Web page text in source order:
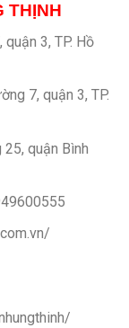
THỊNH
3, TP. Hồ
7, quận 3, TP.
quận Bình